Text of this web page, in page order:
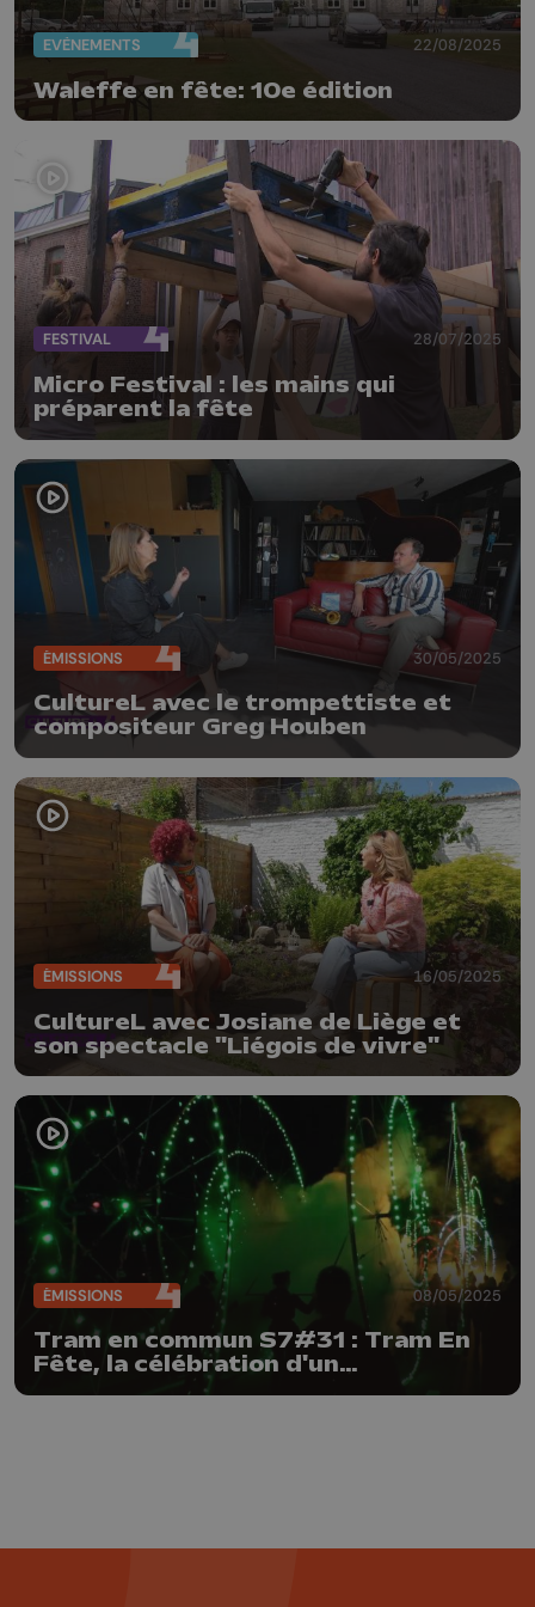
EVÈNEMENTS 22/08/2025
Waleffe en fête: 10e édition
FESTIVAL 28/07/2025
Micro Festival : les mains qui
préparent la fête
ÉMISSIONS 30/05/2025
CultureL avec le trompettiste et
compositeur Greg Houben
ÉMISSIONS 16/05/2025
CultureL avec Josiane de Liège et
son spectacle "Liégois de vivre"
ÉMISSIONS 08/05/2025
Tram en commun S7#31 : Tram En
Fête, la célébration d'un
basculement dans la cité